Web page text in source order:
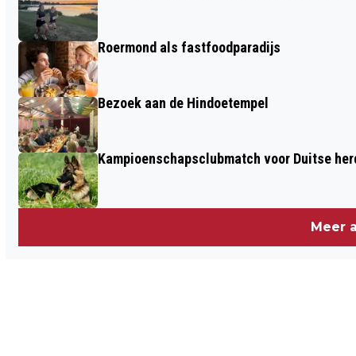
Roermond als fastfoodparadijs
Bezoek aan de Hindoetempel
Kampioenschapsclubmatch voor Duitse
Meer